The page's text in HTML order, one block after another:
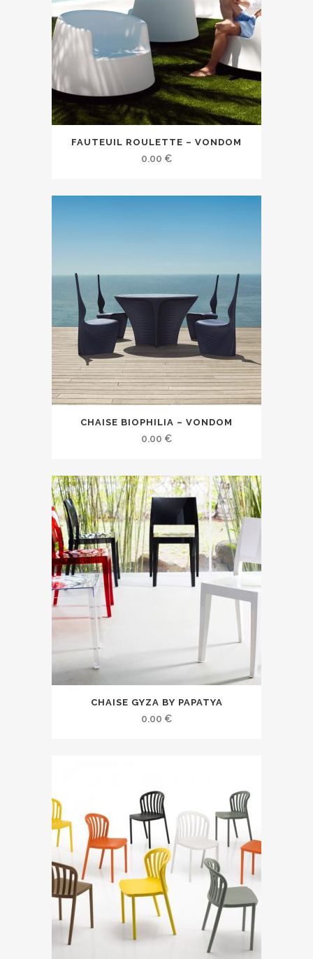
FAUTEUIL ROULETTE – VONDOM
0.00 €
CHAISE BIOPHILIA – VONDOM
0.00 €
CHAISE GYZA BY PAPATYA
0.00 €